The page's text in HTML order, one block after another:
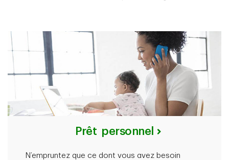
Prêt personnel
N’empruntez que ce dont vous avez besoin